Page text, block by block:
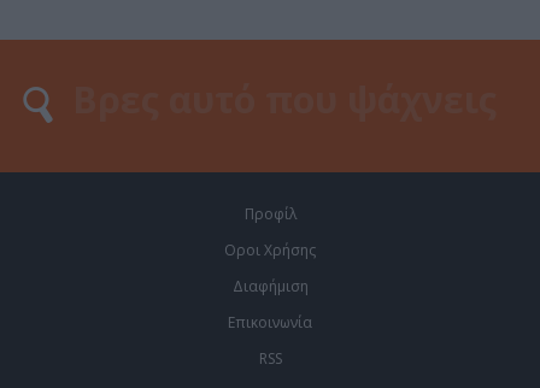
Προφίλ
Οροι Χρήσης
Διαφήμιση
Επικοινωνία
RSS